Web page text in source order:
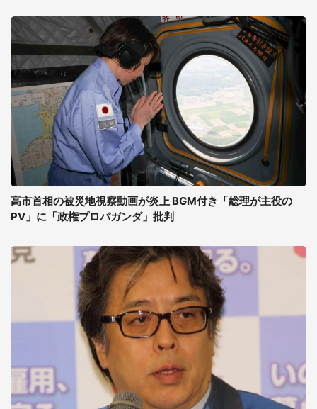
高市首相の被災地視察動画が炎上 BGM付き「総理が主役の
PV」に「政権プロパガンダ」批判